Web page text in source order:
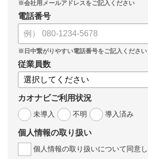
電話番号
従業員数
カオナビご利用状況
未導入
不明 導入済み
個人情報の取り扱い
個人情報の取り扱いについて同意し